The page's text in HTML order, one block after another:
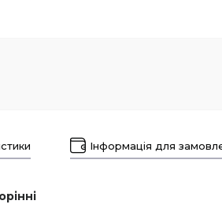
Інформація для